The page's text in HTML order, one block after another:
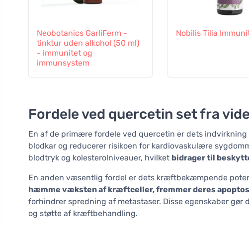
Neobotanics GarliFerm -
tinktur uden alkohol (50 ml)
- immunitet og
immunsystem
Nobilis Tilia
Fordele ved quercetin set fra
En af de primære fordele ved quercetin er dets indvirkning
blodkar og reducerer risikoen for kardiovaskulære
blodtryk og kolesterolniveauer, hvilket bidrager til
En anden væsentlig fordel er dets kræftbekæmpende
hæmme væksten af kræftceller, fremmer deres
forhindrer spredning af metastaser. Disse egenskaber
og støtte af kræftbehandling.